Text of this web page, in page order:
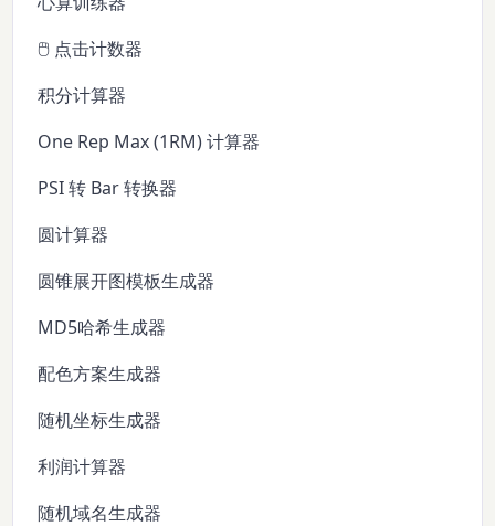
🖱️ 点击计数器
积分计算器
One Rep Max (1RM) 计算器
PSI 转 Bar 转换器
圆计算器
圆锥展开图模板生成器
MD5哈希生成器
配色方案生成器
随机坐标生成器
利润计算器
随机域名生成器